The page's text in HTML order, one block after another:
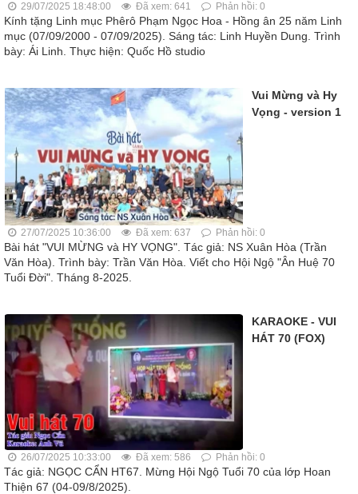
29/07/2025 18:48:00 Đã xem: 641 Phản hồi: 0
Kính tặng Linh mục Phêrô Phạm Ngọc Hoa - Hồng ân 25 năm Linh
mục (07/09/2000 - 07/09/2025). Sáng tác: Linh Huyền Dung. Trình
bày: Ái Linh. Thực hiện: Quốc Hồ studio
Vui Mừng và Hy
Vọng - version 1
27/07/2025 10:36:00 Đã xem: 637 Phản hồi: 0
Bài hát "VUI MỪNG và HY VỌNG". Tác giả: NS Xuân Hòa (Trần
Văn Hòa). Trình bày: Trần Văn Hòa. Viết cho Hội Ngộ "Ân Huệ 70
Tuổi Đời". Tháng 8-2025.
KARAOKE - VUI
HÁT 70 (FOX)
26/07/2025 10:33:00 Đã xem: 586 Phản hồi: 0
Tác giả: NGỌC CẨN HT67. Mừng Hội Ngộ Tuổi 70 của lớp Hoan
Thiện 67 (04-09/8/2025).